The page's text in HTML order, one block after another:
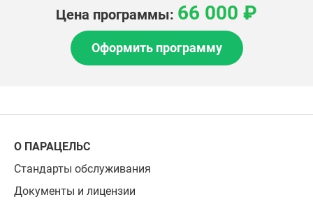
Цена программы: 66 000 ₽
Оформить программу
О ПАРАЦЕЛЬС
Стандарты обслуживания
Документы и лицензии